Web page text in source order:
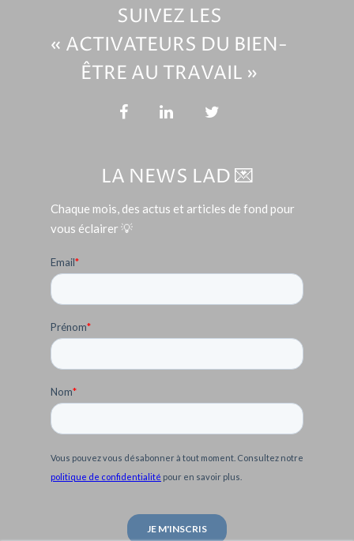
SUIVEZ LES
« ACTIVATEURS DU BIEN-
ÊTRE AU TRAVAIL »
LA NEWS LAD 💌
Chaque mois, des actus et articles de fond pour
vous éclairer 💡
Email*
Prénom*
Nom*
Vous pouvez vous désabonner à tout moment. Consultez notre
politique de confidentialité pour en savoir plus.